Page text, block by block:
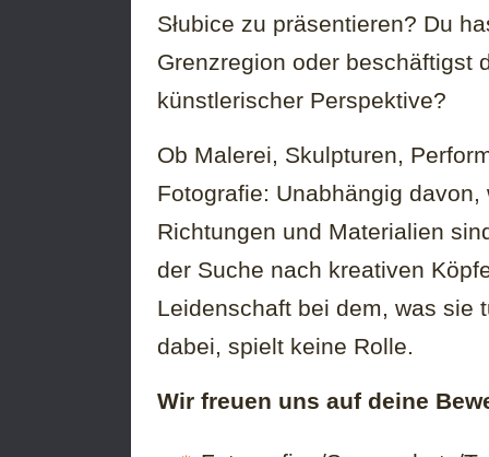
Słubice zu präsentieren? Du
Grenzregion oder beschäftigst
künstlerischer Perspektive?
Ob Malerei, Skulpturen,
Fotografie: Unabhängig
Richtungen und Materialien
der Suche nach kreativen
Leidenschaft bei dem, was sie
dabei, spielt keine Rolle.
Wir freuen uns auf deine